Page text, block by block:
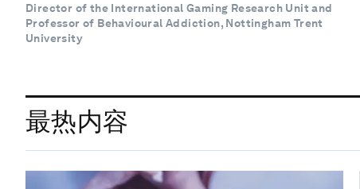
Director of the International Gaming Research Unit and
Professor of Behavioural Addiction, Nottingham Trent
University
最热内容